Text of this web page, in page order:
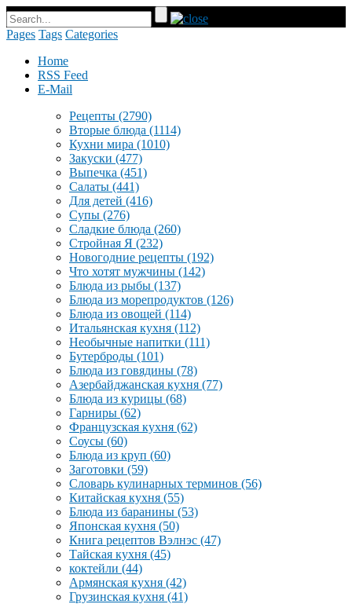
Pages Tags Categories
Home
RSS Feed
E-Mail
Рецепты (2790)
Вторые блюда (1114)
Кухни мира (1010)
Закуски (477)
Выпечка (451)
Салаты (441)
Для детей (416)
Супы (276)
Сладкие блюда (260)
Стройная Я (232)
Новогодние рецепты (192)
Что хотят мужчины (142)
Блюда из рыбы (137)
Блюда из морепродуктов (126)
Блюда из овощей (114)
Итальянская кухня (112)
Необычные напитки (111)
Бутерброды (101)
Блюда из говядины (78)
Азербайджанская кухня (77)
Блюда из курицы (68)
Гарниры (62)
Французская кухня (62)
Соусы (60)
Блюда из круп (60)
Заготовки (59)
Словарь кулинарных терминов (56)
Китайская кухня (55)
Блюда из баранины (53)
Японская кухня (50)
Книга рецептов Вэлнэс (47)
Тайская кухня (45)
коктейли (44)
Армянская кухня (42)
Грузинская кухня (41)